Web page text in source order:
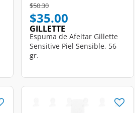
Price reduced from
$50.30to
$35.00
GILLETTE
Espuma de Afeitar Gillette
Sensitive Piel Sensible, 56
gr.